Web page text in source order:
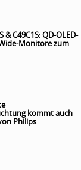
& C49C1S: QD-OLED-
Monitore zum
kommt auch
Philips